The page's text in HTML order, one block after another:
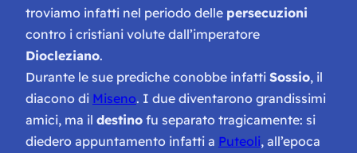
troviamo infatti nel periodo delle persecuzioni
contro i cristiani volute dall’imperatore
Diocleziano.
Durante le sue prediche conobbe infatti Sossio, il
diacono di Miseno. I due diventarono grandissimi
amici, ma il destino fu separato tragicamente: si
diedero appuntamento infatti a Puteoli, all’epoca